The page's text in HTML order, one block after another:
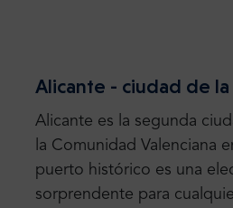
Alicante - ciudad de la
Alicante es la segunda
la Comunidad Valenciana
puerto histórico es una
sorprendente para